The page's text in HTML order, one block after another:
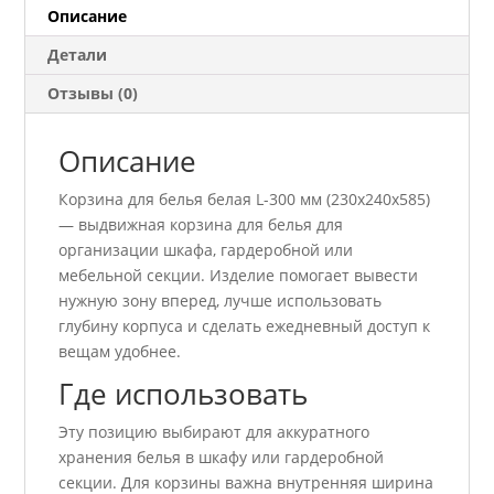
(230х240х585)
Описание
Детали
Отзывы (0)
Описание
Корзина для белья белая L-300 мм (230х240х585)
— выдвижная корзина для белья для
организации шкафа, гардеробной или
мебельной секции. Изделие помогает вывести
нужную зону вперед, лучше использовать
глубину корпуса и сделать ежедневный доступ к
вещам удобнее.
Где использовать
Эту позицию выбирают для аккуратного
хранения белья в шкафу или гардеробной
секции. Для корзины важна внутренняя ширина